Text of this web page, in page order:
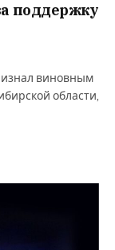
поддержку
виновным
области,